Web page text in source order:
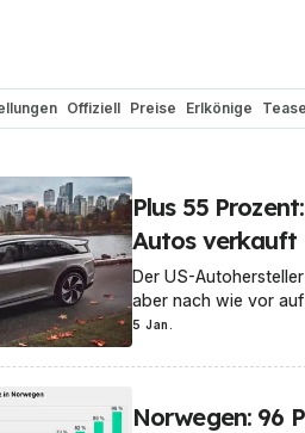
Offiziell Preise Erlkönige
Sicherheit Elektroauto-Umbau
Elektro-Roller E-Bikes
Plus 55
Autos verkauft
Der US-
aber nach wie vor
5 Jan.
Norwegen: 96